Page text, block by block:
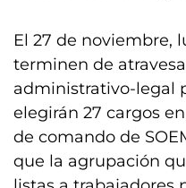
El 27 de noviembre,
terminen de
administrativo-legal
elegirán 27 cargos
de comando de
que la agrupación